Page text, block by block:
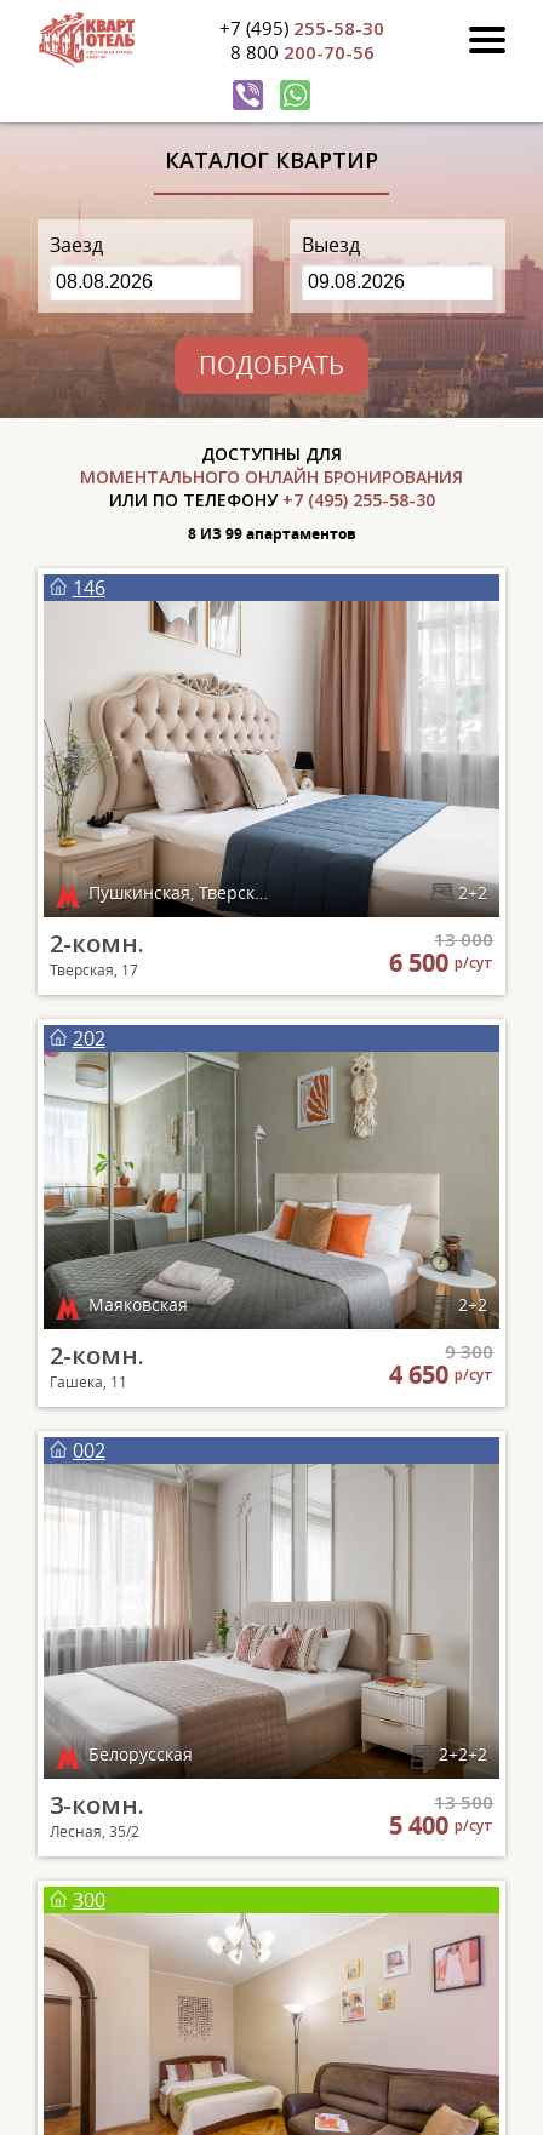
+7 (495) 255-58-30
8 800 200-70-56
КАТАЛОГ КВАРТИР
Заезд Выезд
ПОДОБРАТЬ
ДОСТУПНЫ ДЛЯ
МОМЕНТАЛЬНОГО ОНЛАЙН БРОНИРОВАНИЯ
ИЛИ ПО ТЕЛЕФОНУ +7 (495) 255-58-30
8 ИЗ 99 апартаментов
146
Пушкинская, Тверская, Чеховская 2+2
2-комн.
Тверская, 17
13 000
6 500р/сут
202
Маяковская 2+2
2-комн.
Гашека, 11
9 300
4 650р/сут
002
Белорусская 2+2+2
3-комн.
Лесная, 35/2
13 500
5 400р/сут
300